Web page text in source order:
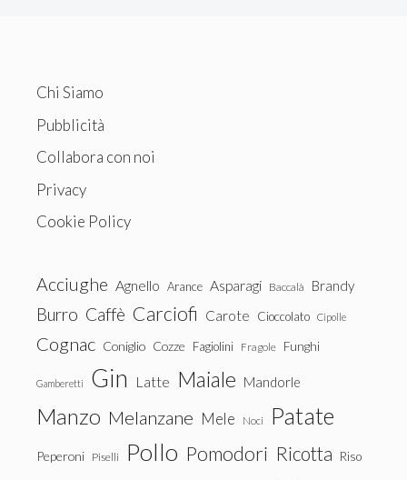
Chi Siamo
Pubblicità
Collabora con noi
Privacy
Cookie Policy
Acciughe Agnello Arance Asparagi Baccalà Brandy
Burro Caffè Carciofi Carote Cioccolato Cipolle
Cognac Coniglio Cozze Fagiolini Fragole Funghi
Gamberetti Gin Latte Maiale Mandorle
Manzo Melanzane Mele Noci Patate
Peperoni Piselli Pollo Pomodori Ricotta Riso